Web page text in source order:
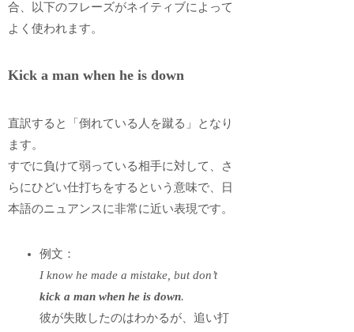
合、以下のフレーズがネイティブによって
よく使われます。
Kick a man when he is down
直訳すると「倒れている人を蹴る」となり
ます。
すでに負けて弱っている相手に対して、さ
らにひどい仕打ちをするという意味で、日
本語のニュアンスに非常に近い表現です。
例文：
I know he made a mistake, but don’t
kick a man when he is down.
彼が失敗したのはわかるが、追い打